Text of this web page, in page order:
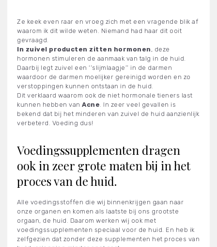
Ze keek even raar en vroeg zich met een vragende blik af
waarom ik dit wilde weten. Niemand had haar dit ooit
gevraagd.
In zuivel producten zitten hormonen , deze
hormonen stimuleren de aanmaak van talg in de huid.
Daarbij legt zuivel een ‘’slijmlaagje’’ in de darmen
waardoor de darmen moelijker gereinigd worden en zo
verstoppingen kunnen ontstaan in de huid.
Dit verklaard waarom ook de niet hormonale tieners last
kunnen hebben van Acne. In zeer veel gevallen is
bekend dat bij het minderen van zuivel de huid aanzienlijk
verbeterd. Voeding dus!
Voedingssupplementen dragen
ook in zeer grote maten bij in het
proces van de huid.
Alle voedingsstoffen die wij binnenkrijgen gaan naar
onze organen en komen als laatste bij ons grootste
orgaan, de huid. Daarom werken wij ook met
voedingssupplementen speciaal voor de huid. En heb ik
zelfgezien dat zonder deze supplementen het proces van